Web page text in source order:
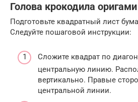
Голова крокодила оригами
Подготовьте квадратный лист
Следуйте пошаговой инструкции:
Сложите квадрат по
центральную линию.
вертикально. Правые
центральной линии.